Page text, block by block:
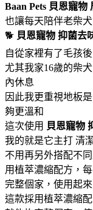
Baan Pets 貝恩寵物
也讓每天陪伴老柴
🐕 貝恩寵物 抑菌去
自從家裡有了毛孩
尤其我家16歲的柴
內休息
因此我更重視地板
夠更溫和
這次使用 貝恩寵物
我的就是它主打 清
不用再另外搭配不
用植萃濃縮配方，
完整個家，使用起來
這款採用植萃濃縮